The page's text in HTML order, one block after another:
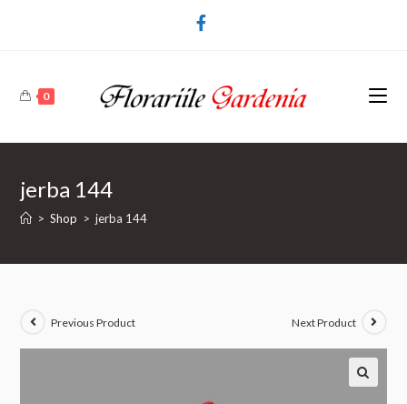
0
jerba 144
> Shop > jerba 144
Previous Product Next Product